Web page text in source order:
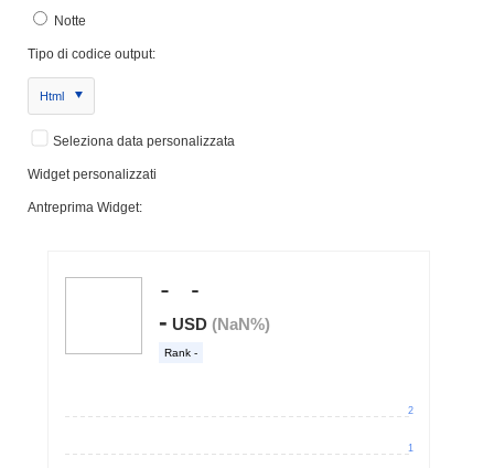
Notte
Tipo di codice output:
Html
Seleziona data personalizzata
Widget personalizzati
Antreprima Widget: